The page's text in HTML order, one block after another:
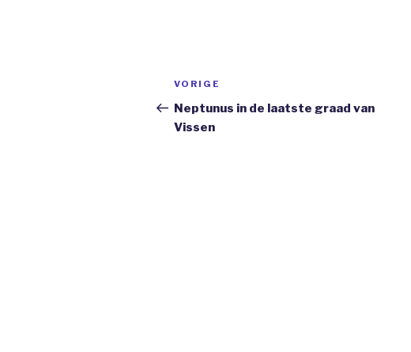
Bericht
navigatie
Vorig
bericht
VORIGE
Neptunus in de laatste graad van
Vissen